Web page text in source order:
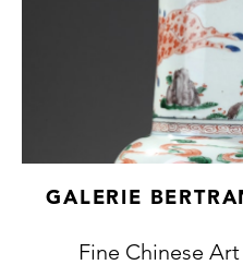
GALERIE
Fine Chinese